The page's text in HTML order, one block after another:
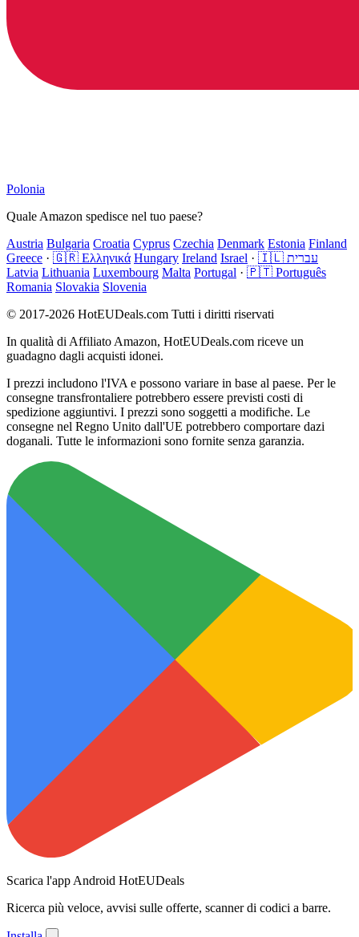
Polonia
Quale Amazon spedisce nel tuo paese?
Austria Bulgaria Croatia Cyprus Czechia Denmark Estonia Finland
Greece · 🇬🇷 Ελληνικά Hungary Ireland Israel ·
🇮🇱 עברית
Latvia Lithuania Luxembourg Malta Portugal · 🇵🇹 Português
Romania Slovakia Slovenia
© 2017-2026 HotEUDeals.com Tutti i diritti riservati
In qualità di Affiliato Amazon, HotEUDeals.com riceve un
guadagno dagli acquisti idonei.
I prezzi includono l'IVA e possono variare in base al paese. Per le
consegne transfrontaliere potrebbero essere previsti costi di
spedizione aggiuntivi. I prezzi sono soggetti a modifiche. Le
consegne nel Regno Unito dall'UE potrebbero comportare dazi
doganali. Tutte le informazioni sono fornite senza garanzia.
Scarica l'app Android HotEUDeals
Ricerca più veloce, avvisi sulle offerte, scanner di codici a barre.